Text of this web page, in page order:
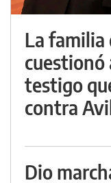
La familia
cuestionó
testigo
contra
Dio